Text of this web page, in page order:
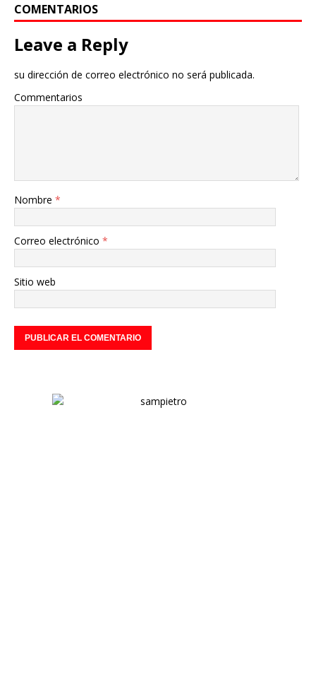
COMENTARIOS
Leave a Reply
su dirección de correo electrónico no será publicada.
Commentarios
Nombre *
Correo electrónico *
Sitio web